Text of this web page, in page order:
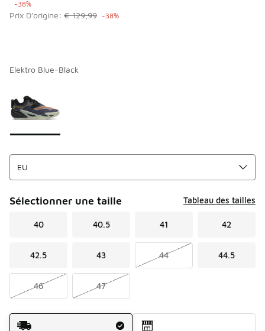
-38%
Prix D'origine: € 129,99 -38%
Elektro Blue-Black
Sélectionner une taille Tableau des tailles
40 40.5 41 42
42.5 43 44 44.5
46 47
Mode d'expédition